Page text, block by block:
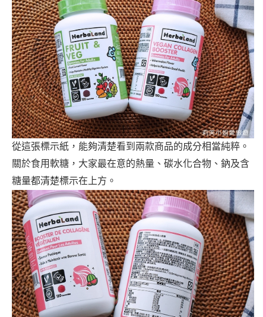
從這張標示紙，能夠清楚看到兩款商品的成分相當純粹。
關於食用軟糖，大家最在意的熱量、碳水化合物、鈉及含
糖量都清楚標示在上方。